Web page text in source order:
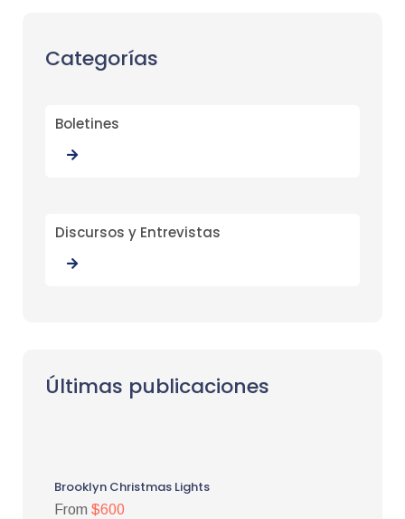
Categorías
Boletines
Discursos y Entrevistas
Últimas publicaciones
Brooklyn Christmas Lights
From $600